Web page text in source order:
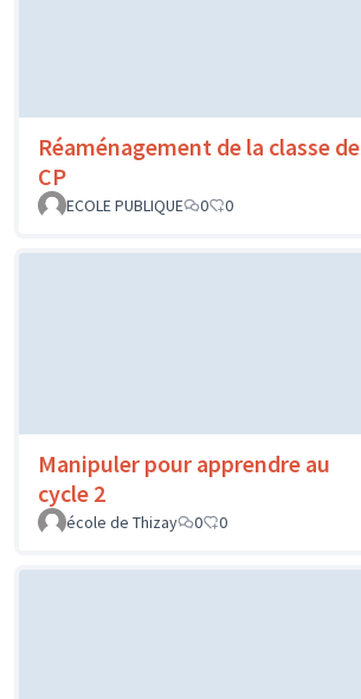
Réaménagement de la classe de
CP
ECOLE PUBLIQUE
0 0
Manipuler pour apprendre au
cycle 2
école de Thizay
0 0